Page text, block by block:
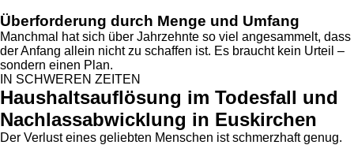
Überforderung durch Menge und Umfang
Manchmal hat sich über Jahrzehnte so viel angesammelt, dass
der Anfang allein nicht zu schaffen ist. Es braucht kein Urteil –
sondern einen Plan.
IN SCHWEREN ZEITEN
Haushaltsauflösung im Todesfall und
Nachlassabwicklung in Euskirchen
Der Verlust eines geliebten Menschen ist schmerzhaft genug.